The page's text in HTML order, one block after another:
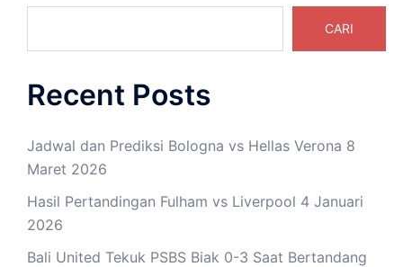
CARI
Recent Posts
Jadwal dan Prediksi Bologna vs Hellas Verona 8
Maret 2026
Hasil Pertandingan Fulham vs Liverpool 4 Januari
2026
Bali United Tekuk PSBS Biak 0-3 Saat Bertandang